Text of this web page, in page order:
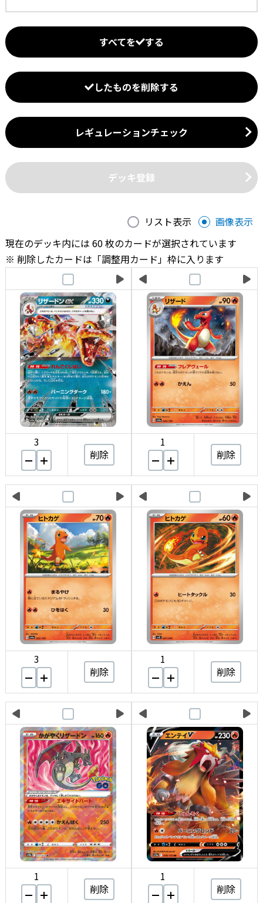
すべてを する
したものを削除する
レギュレーションチェック
デッキ登録
リスト表示
画像表示
現在のデッキ内には 60 枚のカードが選択されています
削除したカードは「調整用カード」枠に入ります
3
削除
1
削除
3
削除
1
削除
1
削除
1
削除